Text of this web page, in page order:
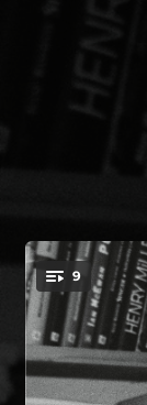
9
04:00
03:57